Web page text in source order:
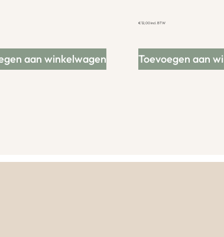
aan winkelwagen
€12,00incl. BTW
Toevoegen aan